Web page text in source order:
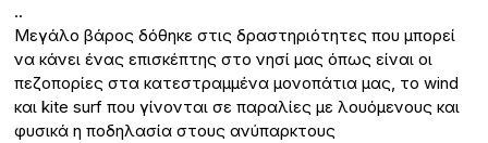
..
Μεγάλο βάρος δόθηκε στις δραστηριότητες που μπορεί
να κάνει ένας επισκέπτης στο νησί μας όπως είναι οι
πεζοπορίες στα κατεστραμμένα μονοπάτια μας, το wind
και kite surf που γίνονται σε παραλίες με λουόμενους και
φυσικά η ποδηλασία στους ανύπαρκτους